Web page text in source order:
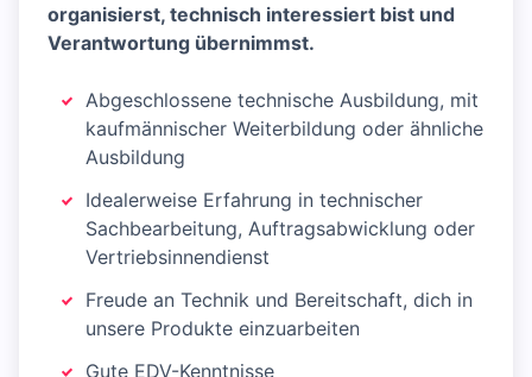
organisierst, technisch interessiert bist und
Verantwortung übernimmst.
Abgeschlossene technische Ausbildung, mit
kaufmännischer Weiterbildung oder ähnliche
Ausbildung
Idealerweise Erfahrung in technischer
Sachbearbeitung, Auftragsabwicklung oder
Vertriebsinnendienst
Freude an Technik und Bereitschaft, dich in
unsere Produkte einzuarbeiten
Gute EDV-Kenntnisse